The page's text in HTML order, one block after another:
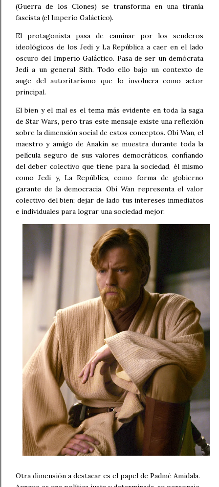
(Guerra de los Clones) se transforma en una tiranía
fascista (el Imperio Galáctico).
El protagonista pasa de caminar por los senderos
ideológicos de los Jedi y La República a caer en el lado
oscuro del Imperio Galáctico. Pasa de ser un demócrata
Jedi a un general Sith. Todo ello bajo un contexto de
auge del autoritarismo que lo involucra como actor
principal.
El bien y el mal es el tema más evidente en toda la saga
de Star Wars, pero tras este mensaje existe una reflexión
sobre la dimensión social de estos conceptos. Obi Wan, el
maestro y amigo de Anakin se muestra durante toda la
película seguro de sus valores democráticos, confiando
del deber colectivo que tiene para la sociedad, él mismo
como Jedi y, La República, como forma de gobierno
garante de la democracia. Obi Wan representa el valor
colectivo del bien; dejar de lado tus intereses inmediatos
e individuales para lograr una sociedad mejor.
Otra dimensión a destacar es el papel de Padmé Amidala.